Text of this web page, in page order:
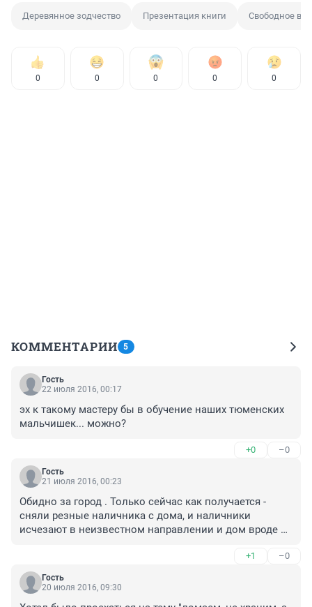
Деревянное зодчество Презентация книги Свободное
0 0 0 0 0
КОММЕНТАРИИ 5
Гость
22 июля 2016, 00:17
эх к такому мастеру бы в обучение наших тюменских
мальчишек... можно?
+0 –0
Гость
21 июля 2016, 00:23
Обидно за город . Только сейчас как получается -
сняли резные наличника с дома, и наличники
исчезают в неизвестном направлении и дом вроде
снос. Так исчезают они у нас . А В. Шитову огромная
благодарность и уважение !
+1 –0
Гость
20 июля 2016, 09:30